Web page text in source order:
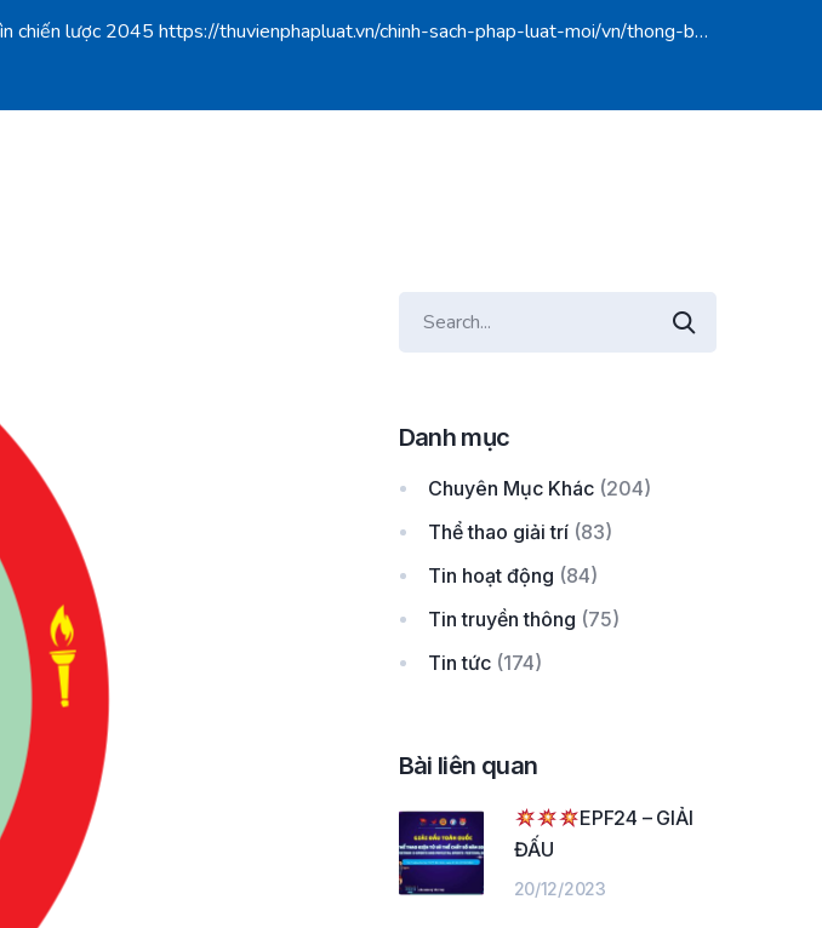
phap-luat-moi/vn/thong-bao-van-ban-moi/email/73435/chien-luoc-phat-trien-the-duc-the-thao-viet-nam-den-2030-tam-nhin-den-2045?zarsrc=30&utm_source=zalo&utm_medium=zalo&utm_campaign=zalo#google_vignette
Danh mục
Chuyên Mục Khác(204)
Thể thao giải trí(83)
Tin hoạt động (84)
Tin truyền thông (75)
Tin tức(174)
Bài liên quan
EPF24 – GIẢI
ĐẤU
20/12/2023